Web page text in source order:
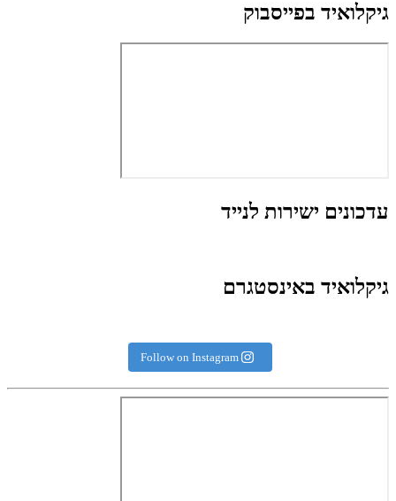
גיקלואיד בפייסבוק
עדכונים ישירות לנייד
גיקלואיד באינסטגרם
Follow on Instagram